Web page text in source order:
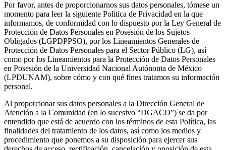
Por favor, antes de proporcionarnos sus datos personales, tómese un
momento para leer la siguiente Política de Privacidad en la que
informamos, de conformidad con lo dispuesto por la Ley General de
Protección de Datos Personales en Posesión de los Sujetos
Obligados (LGPDPPSO), por los Lineamientos Generales de
Protección de Datos Personales para el Sector Público (LG), así
como por los Lineamientos para la Protección de Datos Personales
en Posesión de la Universidad Nacional Autónoma de México
(LPDUNAM), sobre cómo y con qué fines tratamos su información
personal.
Al proporcionar sus datos personales a la Dirección General de
Atención a la Comunidad (en lo sucesivo “DGACO”) se da por
entendido que está de acuerdo con los términos de esta Política, las
finalidades del tratamiento de los datos, así como los medios y
procedimiento que ponemos a su disposición para ejercer sus